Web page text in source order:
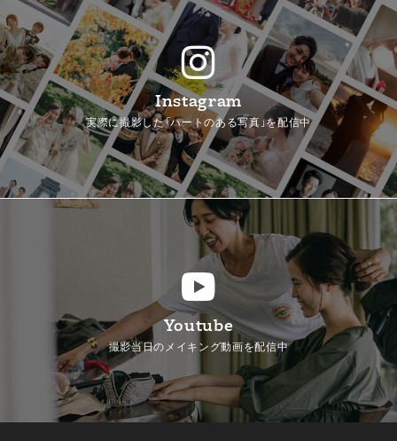
Instagram
実際に撮影した「ハートのある写真」を配信中
Youtube
撮影当日のメイキング動画を配信中